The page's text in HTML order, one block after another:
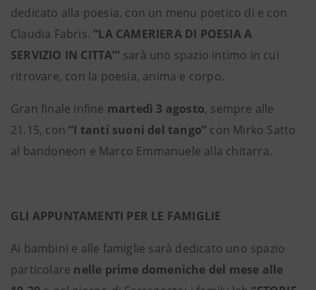
dedicato alla poesia, con un menu poetico di e con
Claudia Fabris.“LA CAMERIERA DI POESIA A
SERVIZIO IN CITTA’” sarà uno spazio intimo in cui
ritrovare, con la poesia, anima e corpo.
Gran finale infine martedì 3 agosto, sempre alle
21.15, con “I tanti suoni del tango” con Mirko Satto
al bandoneon e Marco Emmanuele alla chitarra.
GLI APPUNTAMENTI PER LE FAMIGLIE
Ai bambini e alle famiglie sarà dedicato uno spazio
particolare nelle prime domeniche del mese alle